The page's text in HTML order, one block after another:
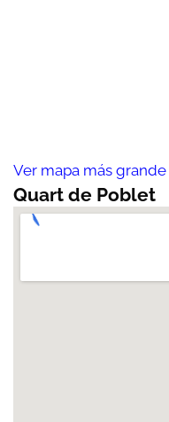
Ver mapa más grande
Quart de Poblet